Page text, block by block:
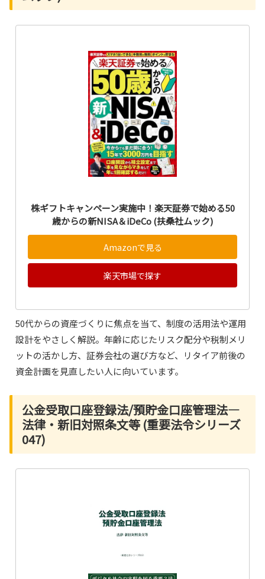
株ギフトキャンペーン実施中！楽天証券で始める50
歳からの新NISA＆iDeCo (扶桑社ムック)
Amazonで見る
楽天市場で探す
50代からの資産づくりに焦点を当て、制度の活用法や運用
設計をやさしく解説。年齢に応じたリスク配分や税制メリ
ットの活かし方、証券会社の選び方など、リタイア前後の
資金計画を見直したい人に向いています。
公金受取口座登録法/預貯金口座管理法―
法律・新旧対照条文等 (重要法令シリーズ
047)